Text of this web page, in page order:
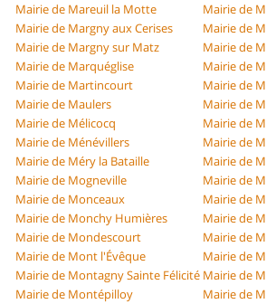
Mairie de Mareuil la Motte
Mairie de
Mairie de Margny aux Cerises
Mairie de
Mairie de Margny sur Matz
Mairie de
Mairie de Marquéglise
Mairie de
Mairie de Martincourt
Mairie de
Mairie de Maulers
Mairie de
Mairie de Mélicocq
Mairie de
Mairie de Ménévillers
Mairie de
Mairie de Méry la Bataille
Mairie de
Mairie de Mogneville
Mairie de
Mairie de Monceaux
Mairie de
Mairie de Monchy Humières
Mairie de
Mairie de Mondescourt
Mairie de
Mairie de Mont l'Évêque
Mairie de
Mairie de Montagny Sainte Félicité Mairie de
Mairie de Montépilloy
Mairie de